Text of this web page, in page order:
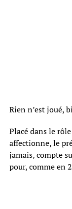
Rien n’est joué,
Placé dans le
affectionne, le
jamais, compte
pour, comme en